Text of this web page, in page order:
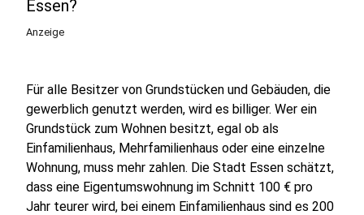
Essen?
Anzeige
Für alle Besitzer von Grundstücken und Gebäuden, die
gewerblich genutzt werden, wird es billiger. Wer ein
Grundstück zum Wohnen besitzt, egal ob als
Einfamilienhaus, Mehrfamilienhaus oder eine einzelne
Wohnung, muss mehr zahlen. Die Stadt Essen schätzt,
dass eine Eigentumswohnung im Schnitt 100 € pro
Jahr teurer wird, bei einem Einfamilienhaus sind es 200